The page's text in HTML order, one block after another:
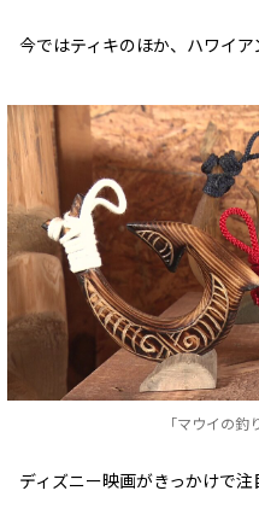
今ではティキのほか、ハワイア
「マウイの釣
ディズニー映画がきっかけで注